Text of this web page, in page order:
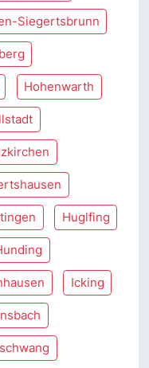
Siegertsbrunn
Hohenwarth
Huglfing
Icking